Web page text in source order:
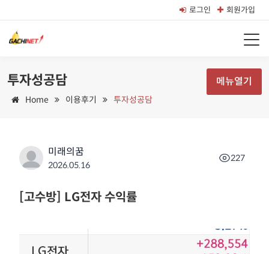
로그인 회원가입
투자성공담 메뉴열기
Home 이용후기 투자성공담
미래의꿈
2026.05.16
227
[고수방] LG전자 수익률